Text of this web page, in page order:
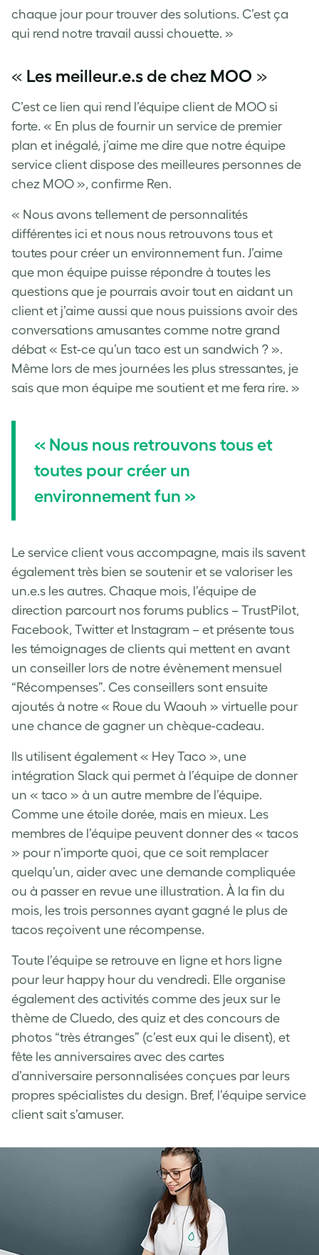
chaque jour pour trouver des solutions. C’est ça
qui rend notre travail aussi chouette. »
« Les meilleur.e.s de chez MOO »
C’est ce lien qui rend l’équipe client de MOO si
forte. « En plus de fournir un service de premier
plan et inégalé, j’aime me dire que notre équipe
service client dispose des meilleures personnes de
chez MOO », confirme Ren.
« Nous avons tellement de personnalités
différentes ici et nous nous retrouvons tous et
toutes pour créer un environnement fun. J’aime
que mon équipe puisse répondre à toutes les
questions que je pourrais avoir tout en aidant un
client et j’aime aussi que nous puissions avoir des
conversations amusantes comme notre grand
débat « Est-ce qu’un taco est un sandwich ? ».
Même lors de mes journées les plus stressantes, je
sais que mon équipe me soutient et me fera rire. »
« Nous nous retrouvons tous et
toutes pour créer un
environnement fun »
Le service client vous accompagne, mais ils savent
également très bien se soutenir et se valoriser les
un.e.s les autres. Chaque mois, l’équipe de
direction parcourt nos forums publics – TrustPilot,
Facebook, Twitter et Instagram – et présente tous
les témoignages de clients qui mettent en avant
un conseiller lors de notre évènement mensuel
“Récompenses”. Ces conseillers sont ensuite
ajoutés à notre « Roue du Waouh » virtuelle pour
une chance de gagner un chèque-cadeau.
Ils utilisent également « Hey Taco », une
intégration Slack qui permet à l’équipe de donner
un « taco » à un autre membre de l’équipe.
Comme une étoile dorée, mais en mieux. Les
membres de l’équipe peuvent donner des « tacos
» pour n’importe quoi, que ce soit remplacer
quelqu’un, aider avec une demande compliquée
ou à passer en revue une illustration. À la fin du
mois, les trois personnes ayant gagné le plus de
tacos reçoivent une récompense.
Toute l’équipe se retrouve en ligne et hors ligne
pour leur happy hour du vendredi. Elle organise
également des activités comme des jeux sur le
thème de Cluedo, des quiz et des concours de
photos “très étranges” (c’est eux qui le disent), et
fête les anniversaires avec des cartes
d’anniversaire personnalisées conçues par leurs
propres spécialistes du design. Bref, l’équipe service
client sait s’amuser.